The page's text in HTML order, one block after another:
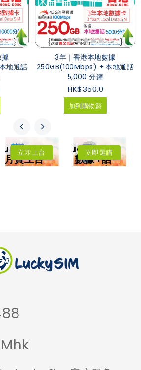
據
地通話
3年｜香港本地數據
250GB(100Mbps) + 本地通話
5,000 分鐘
HK$350.0
加到購物籃
LuckySIM
月費上台
低至每月HK$8
立即上台 LuckySIM
數據+話
音
立即選購